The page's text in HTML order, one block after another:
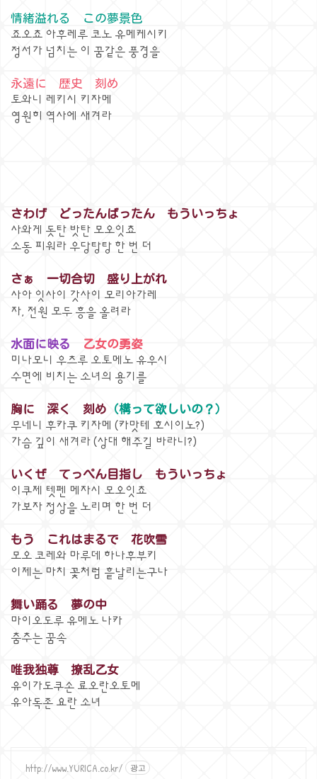
情緒溢れる この夢景色
죠오쵸 아후레루 코노 유메케시키
정서가 넘치는 이 꿈같은 풍경을
永遠に 歴史 刻め
토와니 레키시 키자메
영원히 역사에 새겨라
さわげ どったんばったん もういっちょ
사와게 돗탄 밧탄 모오잇쵸
소동 피워라 우당탕탕 한 번 더
さぁ 一切合切 盛り上がれ
사아 잇사이 갓사이 모리아가레
자, 전원 모두 흥을 올려라
水面に映る
乙女の勇姿
미나모니 우츠루 오토메노 유우시
수면에 비치는 소녀의 용기를
胸に 深く 刻め （構って欲しいの？）
무네니 후카쿠 키자메 (카맛테 호시이노?)
가슴 깊이 새겨라 (상대 해주길 바라니?)
いくぜ てっぺん目指し もういっちょ
이쿠제 텟펜 메자시 모오잇쵸
가보자 정상을 노리며 한 번 더
もう これはまるで 花吹雪
모오 코레와 마루데 하나후부키
이제는 마치 꽃처럼 흩날리는구나
舞い踊る 夢の中
마이오도루 유메노 나카
춤추는 꿈속
唯我独尊 撩乱乙女
유이가도쿠손 료오란오토메
유아독존 요란 소녀
http://www.YURICA.co.kr/ 광고